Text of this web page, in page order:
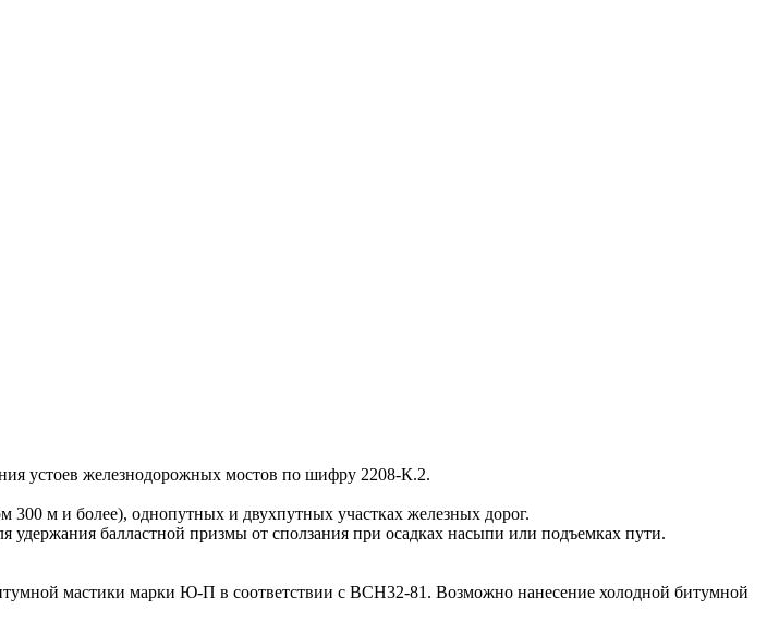
устоев железнодорожных мостов по шифру 2208-К.2.
м и более), однопутных и двухпутных участках железных дорог.
удержания балластной призмы от сползания при осадках насыпи или подъемках пути.
мастики марки Ю-П в соответствии с ВСН32-81. Возможно нанесение холодной битумной